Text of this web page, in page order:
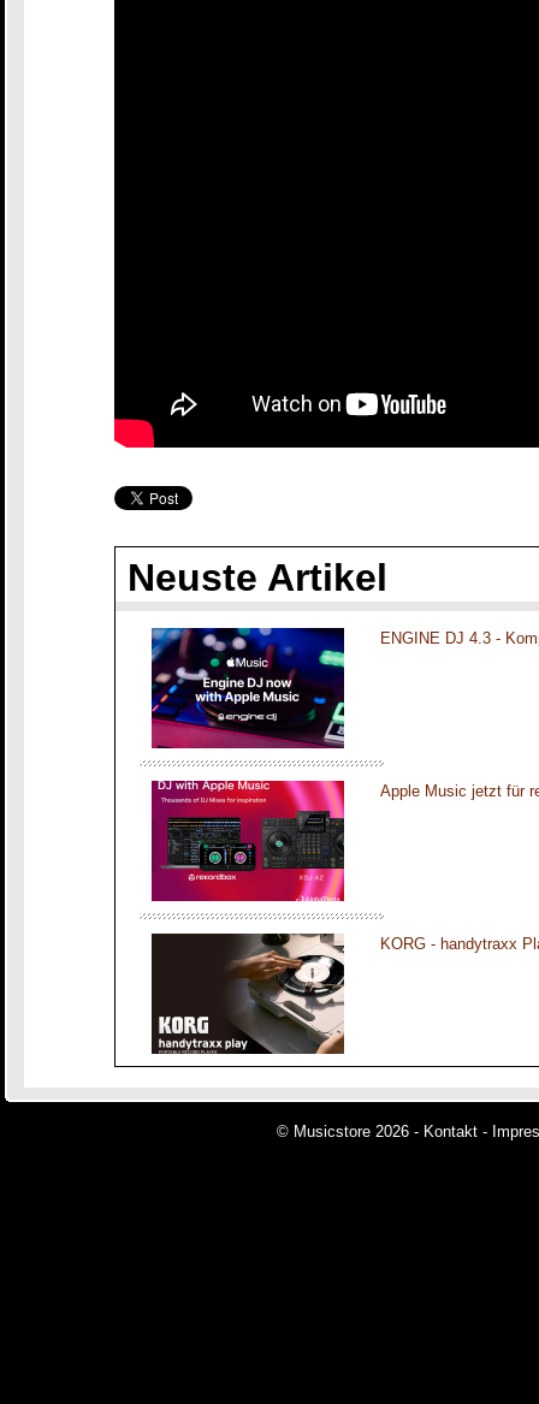
Neuste Artikel
ENGINE DJ 4.3 -
Apple Music jetzt für
KORG - handytraxx
© Musicstore 2026 - Kontakt -